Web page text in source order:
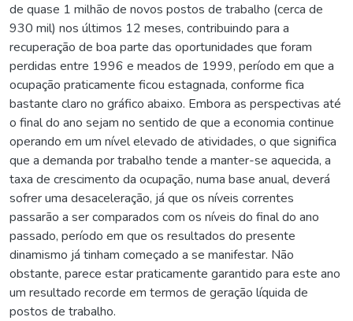
de quase 1 milhão de novos postos de trabalho (cerca de
930 mil) nos últimos 12 meses, contribuindo para a
recuperação de boa parte das oportunidades que foram
perdidas entre 1996 e meados de 1999, período em que a
ocupação praticamente ficou estagnada, conforme fica
bastante claro no gráfico abaixo. Embora as perspectivas até
o final do ano sejam no sentido de que a economia continue
operando em um nível elevado de atividades, o que significa
que a demanda por trabalho tende a manter-se aquecida, a
taxa de crescimento da ocupação, numa base anual, deverá
sofrer uma desaceleração, já que os níveis correntes
passarão a ser comparados com os níveis do final do ano
passado, período em que os resultados do presente
dinamismo já tinham começado a se manifestar. Não
obstante, parece estar praticamente garantido para este ano
um resultado recorde em termos de geração líquida de
postos de trabalho.